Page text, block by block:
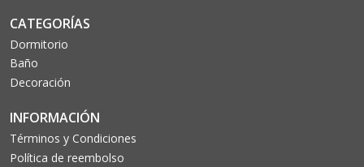
CATEGORÍAS
Dormitorio
Baño
Decoración
INFORMACIÓN
Términos y Condiciones
Política de reembolso